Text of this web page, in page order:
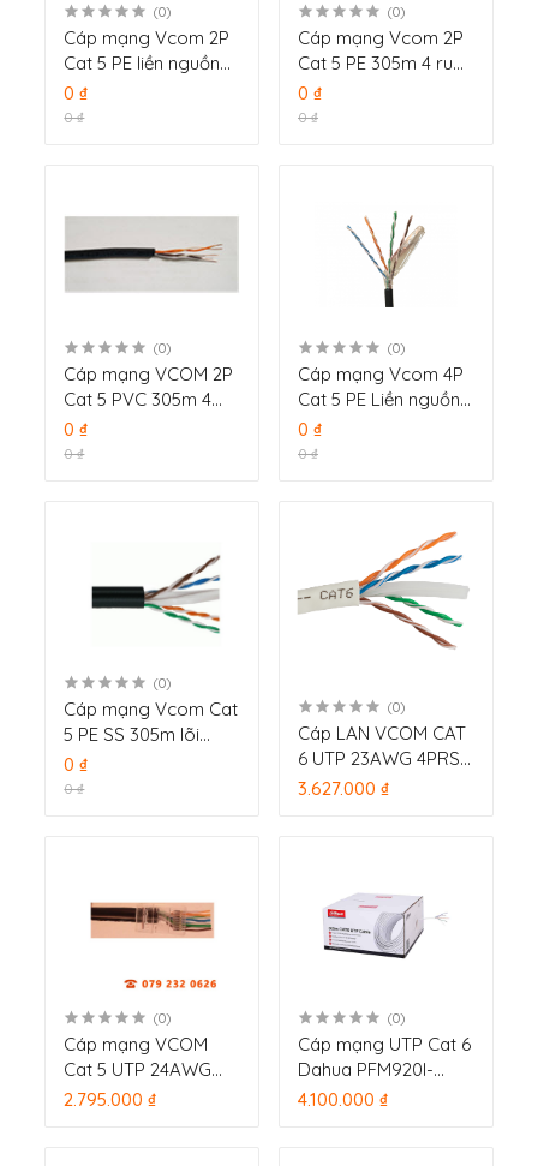
(0)
Cáp mạng Vcom 2P
Cat 5 PE liền nguồn
305m lõi đồng
nguyên chất 24AWG
0 ₫
0 ₫
(0)
Cáp mạng Vcom 2P
Cat 5 PE 305m 4 ruột
vỏ cứng, đồng
nguyên chất 24AWG
0 ₫
0 ₫
(0)
Cáp mạng VCOM 2P
Cat 5 PVC 305m 4
ruột, đồng nguyên
chất 24AWG 0.5mm
0 ₫
0 ₫
(0)
Cáp mạng Vcom 4P
Cat 5 PE Liền nguồn
305m lõi đồng
nguyên chất 24AWG
0 ₫
0 ₫
(0)
Cáp mạng Vcom Cat
5 PE SS 305m lõi
đồng nguyên chất
24AWG 0.5mm
0 ₫
0 ₫
(0)
Cáp LAN VCOM CAT
6 UTP 23AWG 4PRS -
PVC (305m)
3.627.000 ₫
(0)
Cáp mạng VCOM
Cat 5 UTP 24AWG
4PRS - PE
2.795.000 ₫
(0)
Cáp mạng UTP Cat 6
Dahua PFM920I-
6UN-C-V2 màu trắng
4.100.000 ₫